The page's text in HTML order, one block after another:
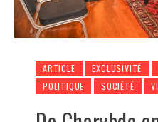
ARTICLE EXCLUSIVITÉ
POLITIQUE
SOCIÉTÉ